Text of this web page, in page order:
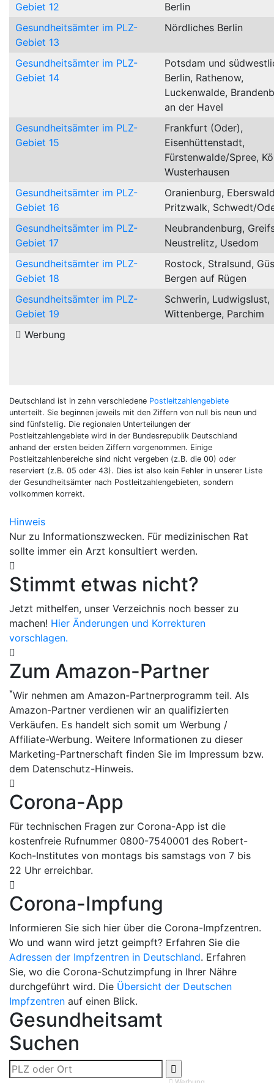
Gebiet 12
Berlin
Gesundheitsämter im PLZ-
Gebiet 13
Nördliches Berlin
Gesundheitsämter im PLZ-
Gebiet 14
Potsdam und
Berlin, Rathenow,
Luckenwalde,
an der Havel
Gesundheitsämter im PLZ-
Gebiet 15
Frankfurt (Oder),
Eisenhüttenstadt,
Fürstenwalde/Spree,
Wusterhausen
Gesundheitsämter im PLZ-
Gebiet 16
Oranienburg,
Pritzwalk, Schwedt/
Gesundheitsämter im PLZ-
Gebiet 17
Neubrandenburg,
Neustrelitz, Usedom
Gesundheitsämter im PLZ-
Gebiet 18
Rostock, Stralsund,
Bergen auf Rügen
Gesundheitsämter im PLZ-
Gebiet 19
Schwerin, Ludwigslust,
Wittenberge, Parchim
Werbung
Deutschland ist in zehn verschiedene Postleitzahlengebiete
unterteilt. Sie beginnen jeweils mit den Ziffern von null bis neun und
sind fünfstellig. Die regionalen Unterteilungen der
Postleitzahlengebiete wird in der Bundesrepublik Deutschland
anhand der ersten beiden Ziffern vorgenommen. Einige
Postleitzahlenbereiche sind nicht vergeben (z.B. die 00) oder
reserviert (z.B. 05 oder 43). Dies ist also kein Fehler in unserer Liste
der Gesundheitsämter nach Postleitzahlengebieten, sondern
vollkommen korrekt.
Hinweis
Nur zu Informationszwecken. Für medizinischen Rat
sollte immer ein Arzt konsultiert werden.
Stimmt etwas nicht?
Jetzt mithelfen, unser Verzeichnis noch besser zu
machen! Hier Änderungen und Korrekturen
vorschlagen.
Zum Amazon-Partner
*Wir nehmen am Amazon-Partnerprogramm teil. Als
Amazon-Partner verdienen wir an qualifizierten
Verkäufen. Es handelt sich somit um Werbung /
Affiliate-Werbung. Weitere Informationen zu dieser
Marketing-Partnerschaft finden Sie im Impressum bzw.
dem Datenschutz-Hinweis.
Corona-App
Für technischen Fragen zur Corona-App ist die
kostenfreie Rufnummer 0800-7540001 des Robert-
Koch-Institutes von montags bis samstags von 7 bis
22 Uhr erreichbar.
Corona-Impfung
Informieren Sie sich hier über die Corona-Impfzentren.
Wo und wann wird jetzt geimpft? Erfahren Sie die
Adressen der Impfzentren in Deutschland. Erfahren
Sie, wo die Corona-Schutzimpfung in Ihrer Nähre
durchgeführt wird. Die Übersicht der Deutschen
Impfzentren auf einen Blick.
Gesundheitsamt
Suchen